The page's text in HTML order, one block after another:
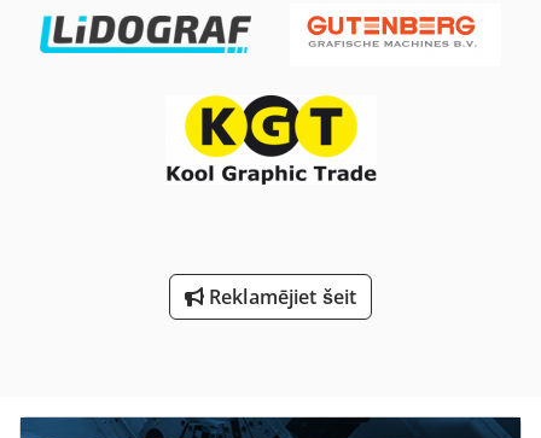
Djdpfx Abszlahiomjck – Ātri montējams rāmis – 3 darbības
režīmi: nepārtraukts, ar aizturi, manuāls – Centrāla
lietošanas instrukcija ar nepieciešamo dokumentāciju.
Reklamējiet šeit